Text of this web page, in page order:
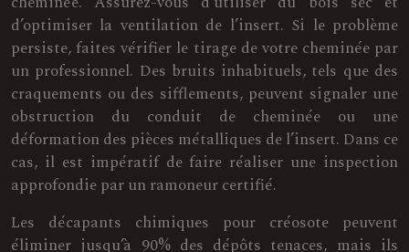
d’optimiser la ventilation de l’insert. Si le problème
persiste, faites vérifier le tirage de votre cheminée par
un professionnel. Des bruits inhabituels, tels que des
craquements ou des sifflements, peuvent signaler une
obstruction du conduit de cheminée ou une
déformation des pièces métalliques de l’insert. Dans ce
cas, il est impératif de faire réaliser une inspection
approfondie par un ramoneur certifié.
Les décapants chimiques pour créosote peuvent
éliminer jusqu’à 90% des dépôts tenaces, mais ils